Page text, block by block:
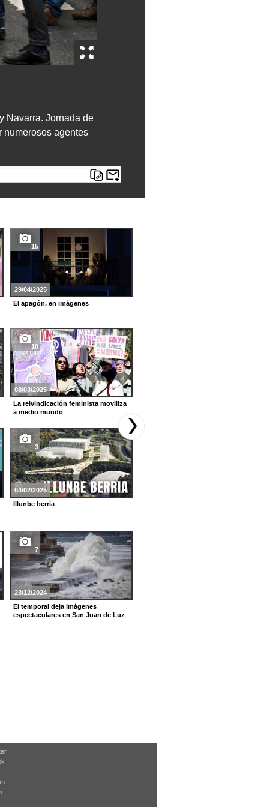
Navarra. Jornada de
numerosos agentes
15
29/04/2025
El apagón, en imágenes
10
08/03/2025
La reivindicación feminista moviliza
a medio mundo
3
04/02/2025
Illunbe berria
7
23/12/2024
El temporal deja imágenes
espectaculares en San Juan de Luz